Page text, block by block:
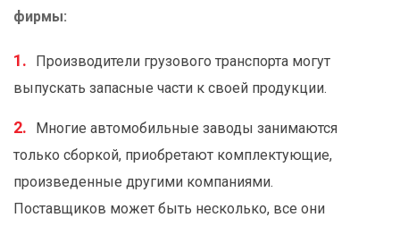
фирмы:
Производители грузового транспорта могут
выпускать запасные части к своей продукции.
Многие автомобильные заводы занимаются
только сборкой, приобретают комплектующие,
произведенные другими компаниями.
Поставщиков может быть несколько, все они